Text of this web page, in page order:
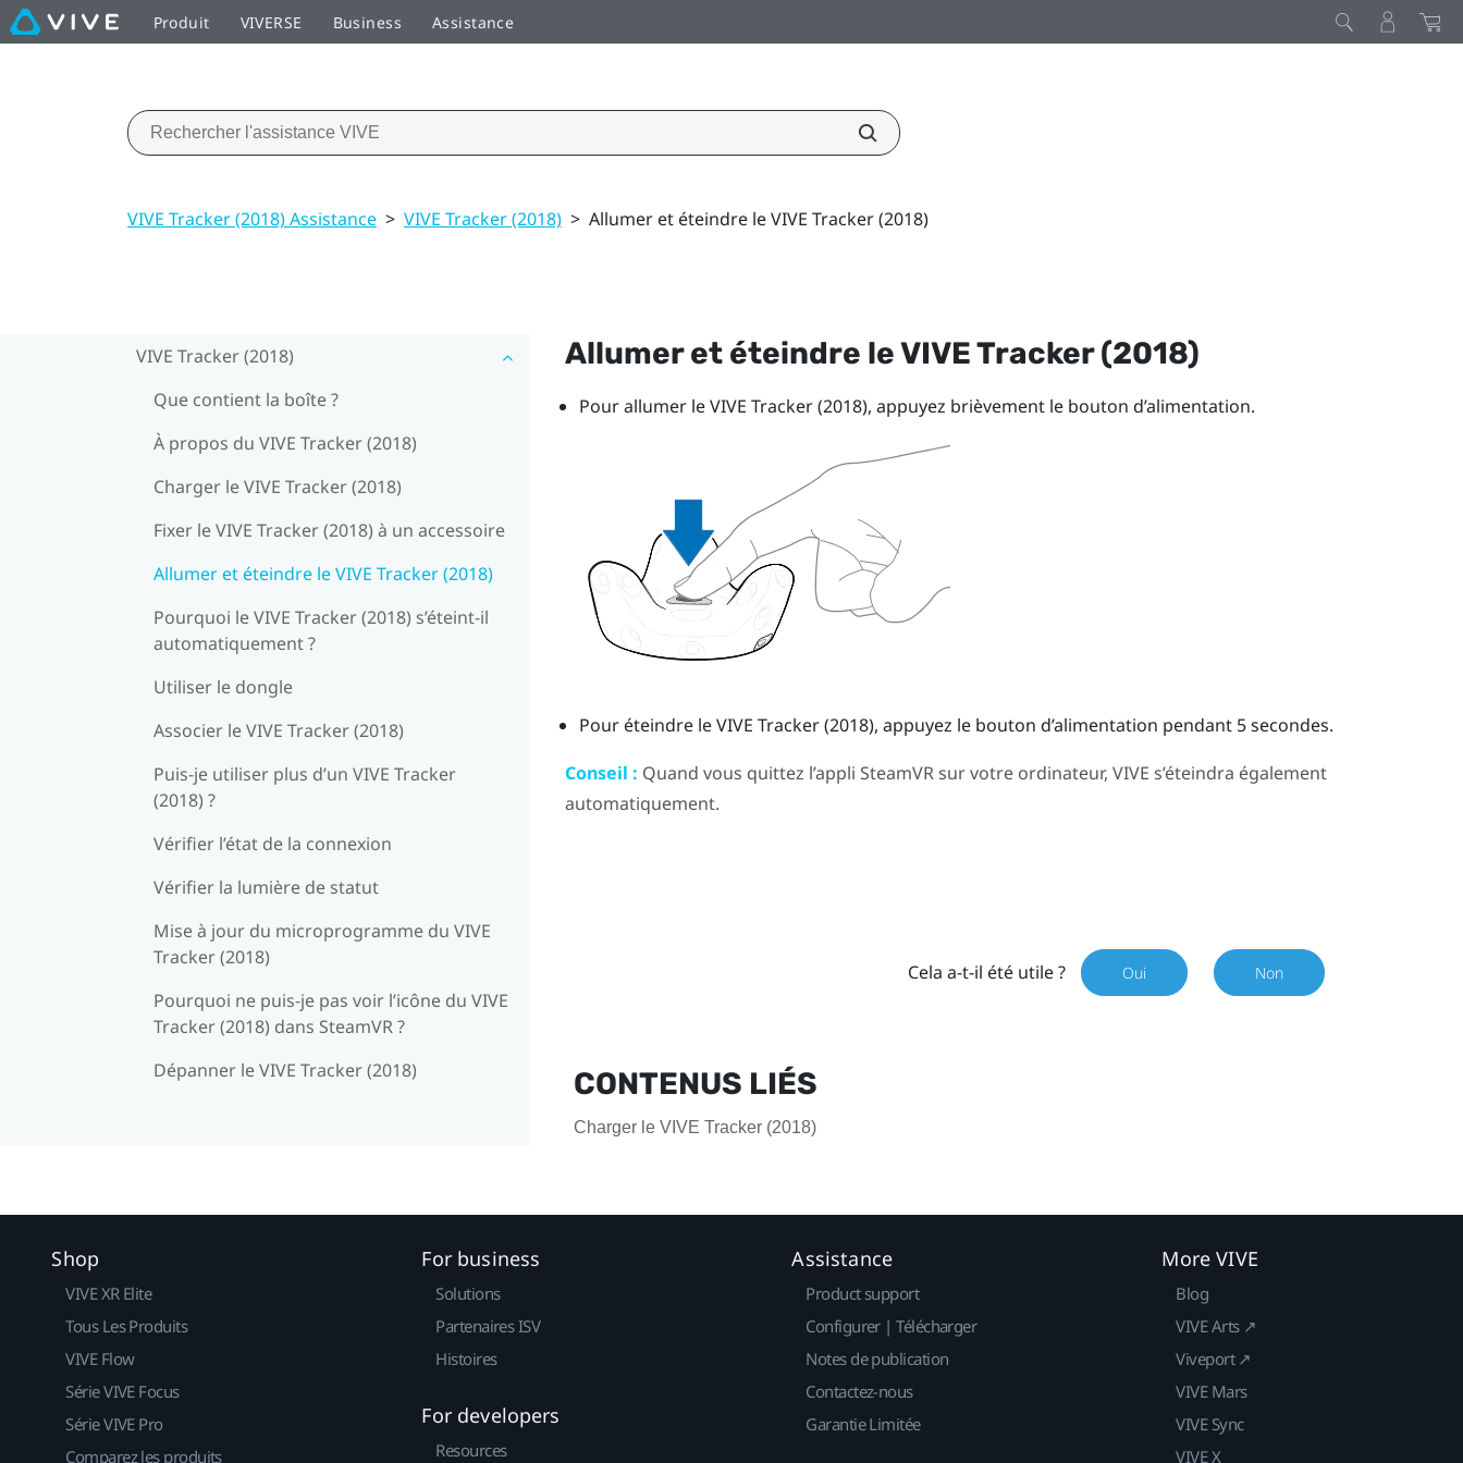
Produit VIVERSE Business Assistance
VIVE Tracker (2018) Assistance > VIVE Tracker (2018) > Allumer et éteindre le VIVE Tracker (2018)
VIVE Tracker (2018)
Que contient la boîte ?
À propos du VIVE Tracker (2018)
Charger le VIVE Tracker (2018)
Fixer le VIVE Tracker (2018) à un accessoire
Allumer et éteindre le VIVE Tracker (2018)
Pourquoi le VIVE Tracker (2018) s’éteint-il
automatiquement ?
Utiliser le dongle
Associer le VIVE Tracker (2018)
Puis-je utiliser plus d’un VIVE Tracker
(2018) ?
Vérifier l’état de la connexion
Vérifier la lumière de statut
Mise à jour du microprogramme du VIVE
Tracker (2018)
Pourquoi ne puis-je pas voir l’icône du VIVE
Tracker (2018) dans SteamVR ?
Dépanner le VIVE Tracker (2018)
Allumer et éteindre leVIVETracker (2018)
Pour allumer leVIVE Tracker (2018), appuyez brièvement le bouton d’alimentation.
Pour éteindre leVIVE Tracker (2018), appuyez le bouton d’alimentation pendant 5 secondes.
Conseil : Quand vous quittez l’appli SteamVRsur votre ordinateur, VIVE s’éteindra également
automatiquement.
Cela a-t-il été utile ? Oui Non
CONTENUS LIÉS
Charger le VIVE Tracker (2018)
Shop
VIVE XR Elite
Tous Les Produits
VIVE Flow
Série VIVE Focus
Série VIVE Pro
Comparez les produits
For business
Solutions
Partenaires ISV
Histoires
For developers
Resources
Assistance
Product support
Configurer | Télécharger
Notes de publication
Contactez-nous
Garantie Limitée
More VIVE
Blog
VIVE Arts ↗
Viveport ↗
VIVE Mars
VIVE Sync
VIVE X